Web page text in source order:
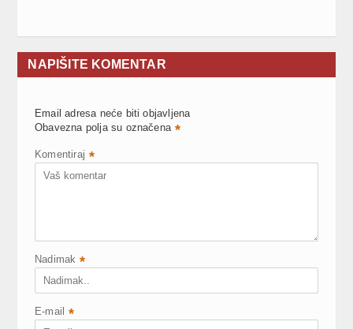
NAPIŠITE KOMENTAR
Email adresa neće biti objavljena
Obavezna polja su označena *
Komentiraj *
Nadimak *
E-mail *